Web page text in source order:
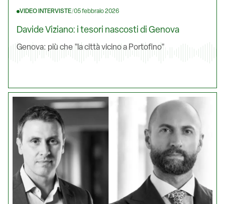
VIDEO INTERVISTE/05 febbraio 2026
Davide Viziano: i tesori nascosti di Genova
Genova: più che "la città vicino a Portofino"